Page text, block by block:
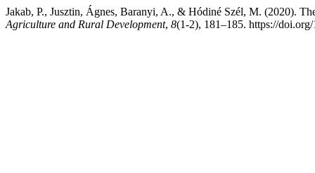
Jakab, P., Jusztin, Ágnes, Baranyi, A., & Hódiné Szél, M. (2020).
Agriculture and Rural Development, 8(1-2), 181–185. https://